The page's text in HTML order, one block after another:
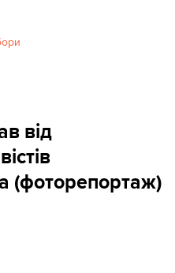
від
(фоторепортаж)